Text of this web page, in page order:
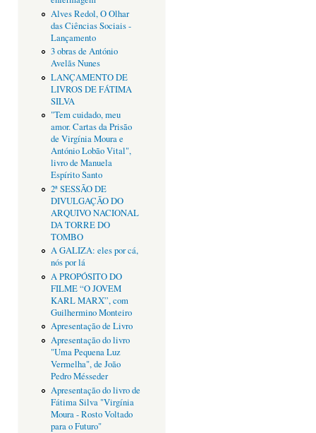
Alves Redol, O Olhar
das Ciências Sociais -
Lançamento
3 obras de António
Avelãs Nunes
LANÇAMENTO DE
LIVROS DE FÁTIMA
SILVA
"Tem cuidado, meu
amor. Cartas da Prisão
de Virgínia Moura e
António Lobão Vital",
livro de Manuela
Espírito Santo
2ª SESSÃO DE
DIVULGAÇÃO DO
ARQUIVO NACIONAL
DA TORRE DO
TOMBO
A GALIZA: eles por cá,
nós por lá
A PROPÓSITO DO
FILME “O JOVEM
KARL MARX”, com
Guilhermino Monteiro
Apresentação de Livro
Apresentação do livro
"Uma Pequena Luz
Vermelha", de João
Pedro Mésseder
Apresentação do livro de
Fátima Silva "Virgínia
Moura - Rosto Voltado
para o Futuro"